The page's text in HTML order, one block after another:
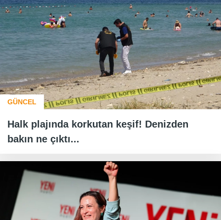
GÜNCEL
Halk plajında korkutan keşif! Denizden
bakın ne çıktı...